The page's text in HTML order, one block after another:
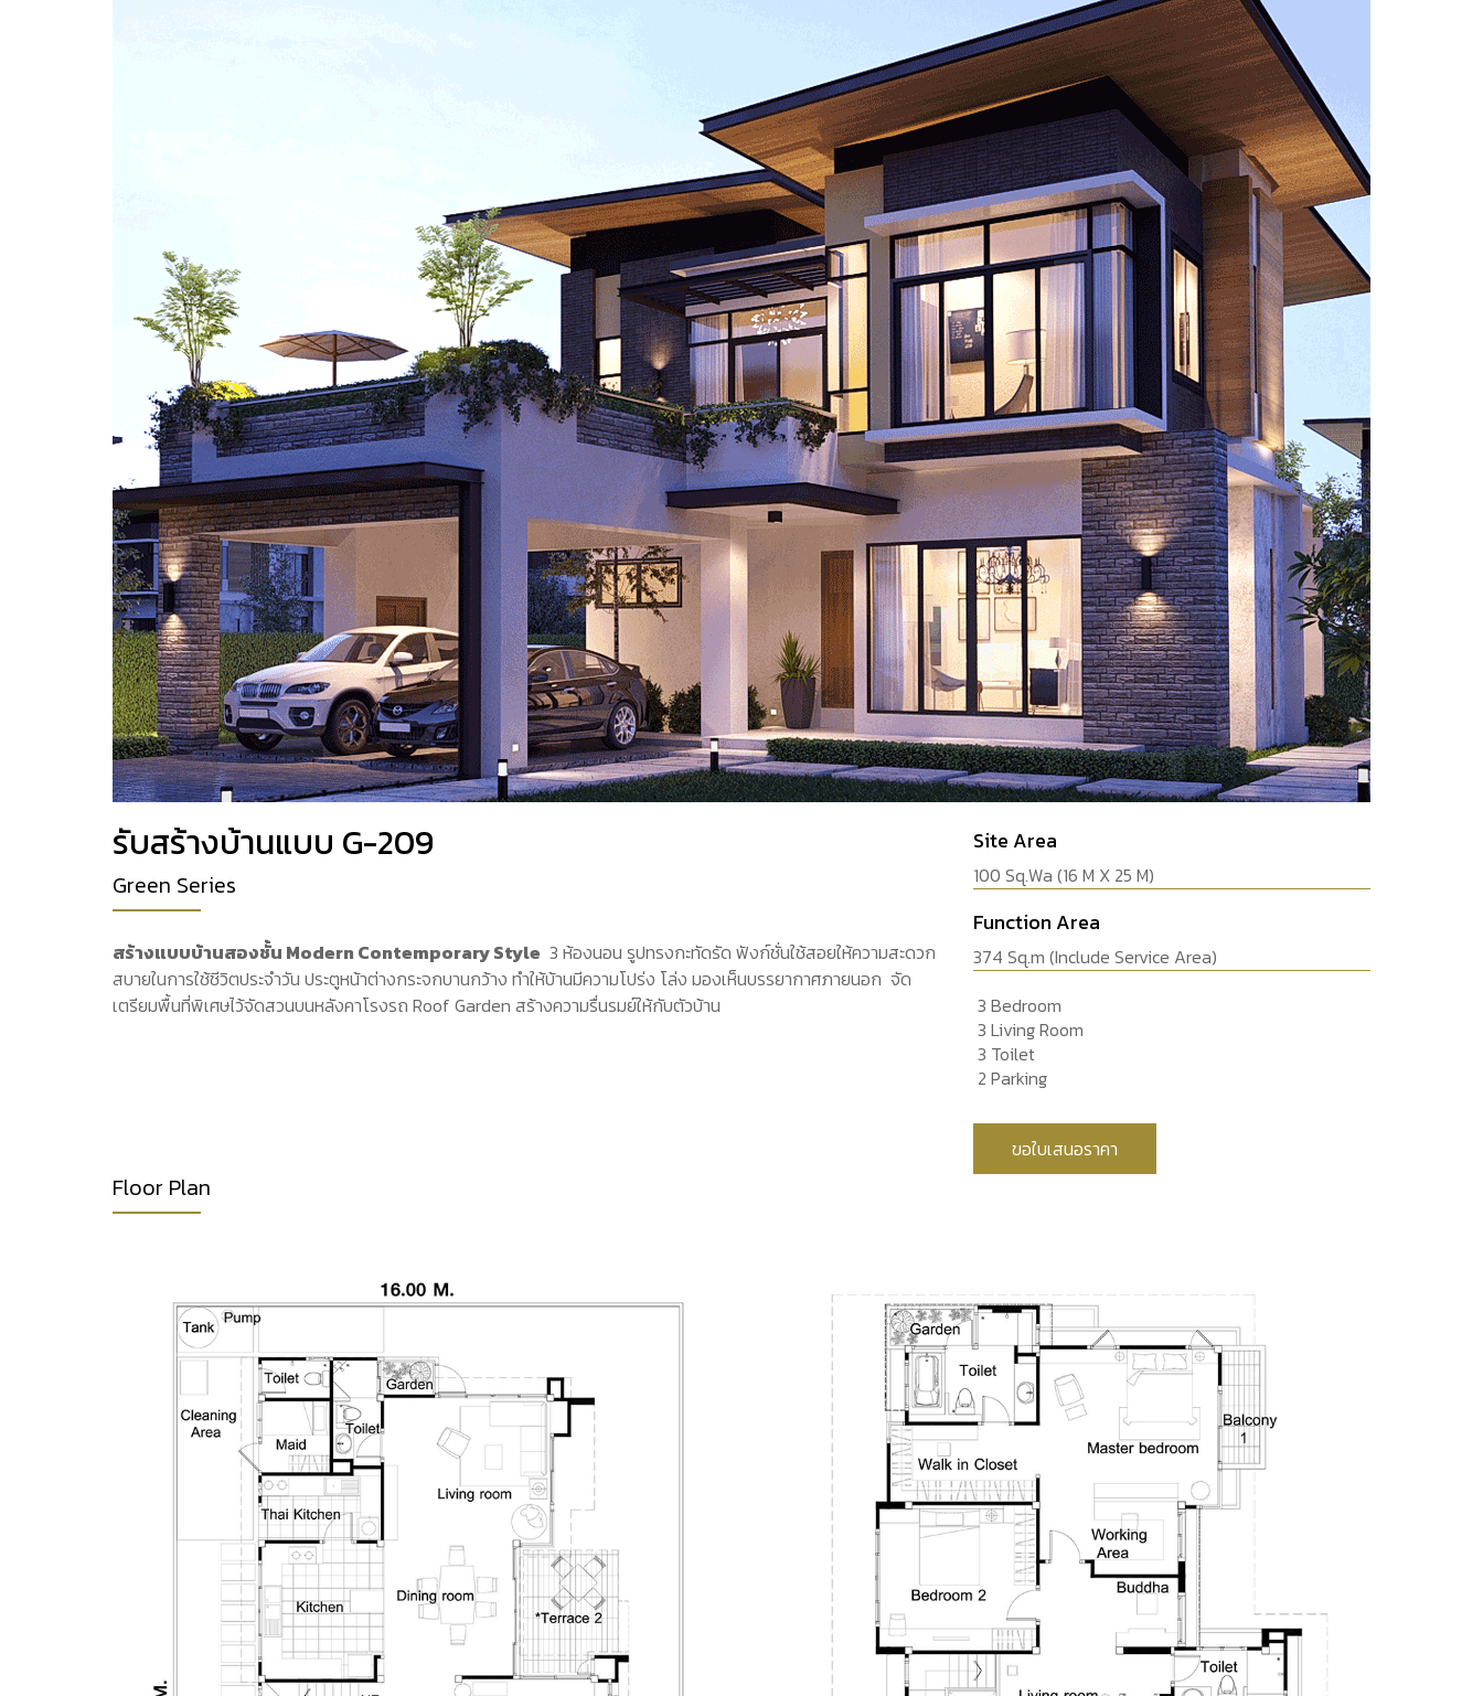
รับสร้างบ้านแบบ G-209
Green Series
สร้างแบบบ้านสองชั้น Modern Contemporary Style 3 ห้องนอน รูปทรงกะทัดรัด ฟังก์ชั่นใช้สอยให้ความสะดวก
สบายในการใช้ชีวิตประจำวัน ประตูหน้าต่างกระจกบานกว้าง ทำให้บ้านมีความโปร่ง โล่ง มองเห็นบรรยากาศภายนอก จัด
เตรียมพื้นที่พิเศษไว้จัดสวนบนหลังคาโรงรถ Roof Garden สร้างความรื่นรมย์ให้กับตัวบ้าน
Site Area
100 Sq.Wa (16 M X 25 M)
Function Area
374 Sq.m (Include Service Area)
3 Bedroom
3 Living Room
3 Toilet
2 Parking
ขอใบเสนอราคา
Floor Plan